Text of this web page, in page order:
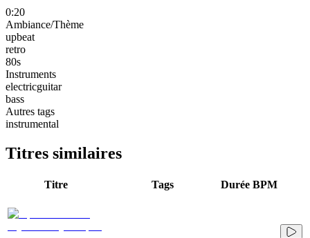
0:20
Ambiance/Thème
upbeat
retro
80s
Instruments
electricguitar
bass
Autres tags
instrumental
Titres similaires
Titre Tags Durée BPM